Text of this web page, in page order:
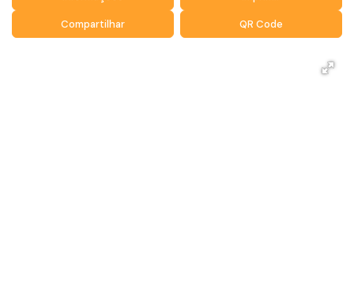
Compartilhar QR Code